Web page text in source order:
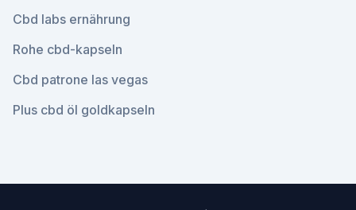
Cbd labs ernährung
Rohe cbd-kapseln
Cbd patrone las vegas
Plus cbd öl goldkapseln